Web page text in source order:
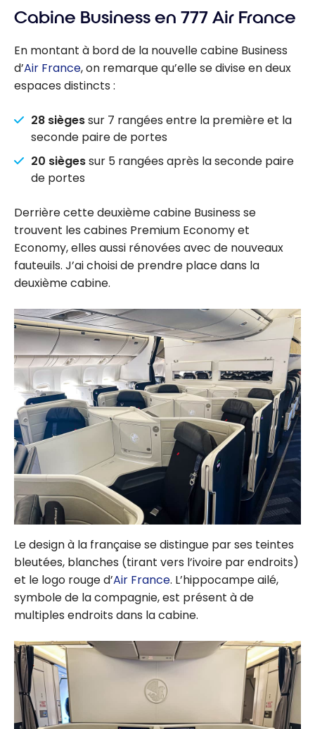
Cabine Business en 777 Air France
En montant à bord de la nouvelle cabine Business
d’Air France, on remarque qu’elle se divise en deux
espaces distincts :
28 siègessur 7 rangées entre la première et la
seconde paire de portes
20 siègessur 5 rangées après la seconde paire
de portes
Derrière cette deuxième cabine Business se
trouvent les cabines Premium Economy et
Economy, elles aussi rénovées avec de nouveaux
fauteuils. J’ai choisi de prendre place dans la
deuxième cabine.
Le design à la française se distingue par ses teintes
bleutées, blanches (tirant vers l’ivoire par endroits)
et le logo rouge d’Air France. L’hippocampe ailé,
symbole de la compagnie, est présent à de
multiples endroits dans la cabine.